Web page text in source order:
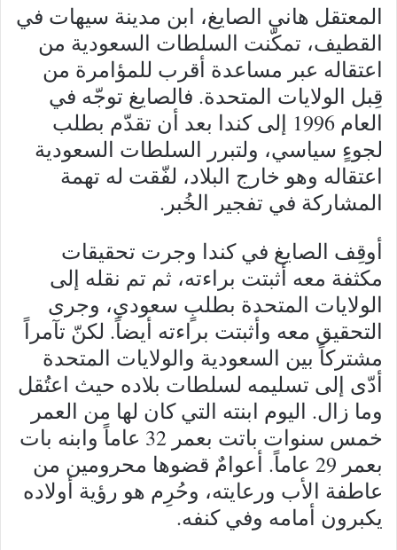
المعتقل هاني الصايغ، ابن مدينة سيهات في
القطيف، تمكّنت السلطات السعودية من
اعتقاله عبر مساعدة أقرب للمؤامرة من
قِبل الولايات المتحدة. فالصايغ توجّه في
العام 1996 إلى كندا بعد أن تقدّم بطلب
لجوءٍ سياسي، ولتبرر السلطات السعودية
اعتقاله وهو خارج البلاد، لفّقت له تهمة
المشاركة في تفجير الخُبر.
أوقِف الصايغ في كندا وجرت تحقيقات
مكثفة معه أثبتت براءته، ثم تم نقله إلى
الولايات المتحدة بطلبٍ سعودي، وجرى
التحقيق معه وأثبتت براءته أيضاً. لكنّ تآمراً
مشتركاً بين السعودية والولايات المتحدة
أدّى إلى تسليمه لسلطات بلاده حيث اعتُقل
وما زال. اليوم ابنته التي كان لها من العمر
خمس سنوات باتت بعمر 32 عاماً وابنه بات
بعمر 29 عاماً. أعوامٌ قضوها محرومين من
عاطفة الأب ورعايته، وحُرِم هو رؤية أولاده
يكبرون أمامه وفي كنفه.